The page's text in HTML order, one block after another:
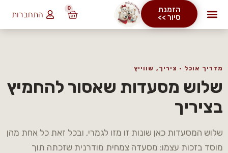
0
התחברות
הזמנת
סיור >>
מדריך אוכל · ציריך, שווייץ
שלוש מסעדות שאסור להחמיץ
בציריך
שלוש המסעדות כאן שונות זו מזו לגמרי, ובכל זאת כל אחת מהן
מוסד בזכות עצמו: מסעדה צמחית מודרנית שזכתה תוך